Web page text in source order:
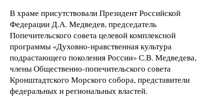
В храме присутствовали Президент Российской
Федерации Д.А. Медведев, председатель
Попечительского совета целевой комплексной
программы «Духовно-нравственная культура
подрастающего поколения России» С.В. Медведева,
члены Общественно-попечительского совета
Кронштадтского Морского собора, представители
федеральных и региональных властей.